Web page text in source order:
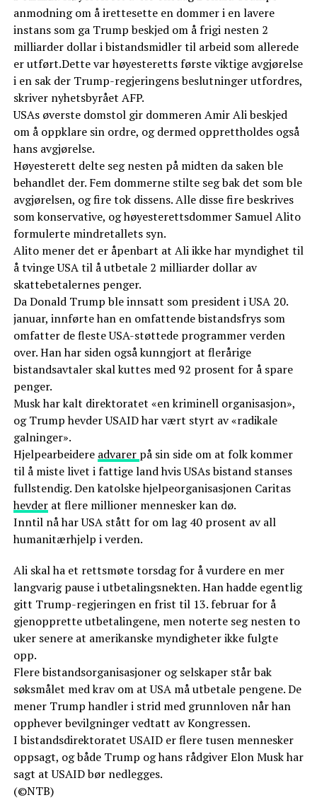
anmodning om å irettesette en dommer i en lavere
instans som ga Trump beskjed om å frigi nesten 2
milliarder dollar i bistandsmidler til arbeid som allerede
er utført.Dette var høyesteretts første viktige avgjørelse
i en sak der Trump-regjeringens beslutninger utfordres,
skriver nyhetsbyrået AFP.
USAs øverste domstol gir dommeren Amir Ali beskjed
om å oppklare sin ordre, og dermed opprettholdes også
hans avgjørelse.
Høyesterett delte seg nesten på midten da saken ble
behandlet der. Fem dommerne stilte seg bak det som ble
avgjørelsen, og fire tok dissens. Alle disse fire beskrives
som konservative, og høyesterettsdommer Samuel Alito
formulerte mindretallets syn.
Alito mener det er åpenbart at Ali ikke har myndighet til
å tvinge USA til å utbetale 2 milliarder dollar av
skattebetalernes penger.
Da Donald Trump ble innsatt som president i USA 20.
januar, innførte han en omfattende bistandsfrys som
omfatter de fleste USA-støttede programmer verden
over. Han har siden også kunngjort at flerårige
bistandsavtaler skal kuttes med 92 prosent for å spare
penger.
Musk har kalt direktoratet «en kriminell organisasjon»,
og Trump hevder USAID har vært styrt av «radikale
galninger».
Hjelpearbeidere advarer på sin side om at folk kommer
til å miste livet i fattige land hvis USAs bistand stanses
fullstendig. Den katolske hjelpeorganisasjonen Caritas
hevderat flere millioner mennesker kan dø.
Inntil nå har USA stått for om lag 40 prosent av all
humanitærhjelp i verden.
Ali skal ha et rettsmøte torsdag for å vurdere en mer
langvarig pause i utbetalingsnekten. Han hadde egentlig
gitt Trump-regjeringen en frist til 13. februar for å
gjenopprette utbetalingene, men noterte seg nesten to
uker senere at amerikanske myndigheter ikke fulgte
opp.
Flere bistandsorganisasjoner og selskaper står bak
søksmålet med krav om at USA må utbetale pengene. De
mener Trump handler i strid med grunnloven når han
opphever bevilgninger vedtatt av Kongressen.
I bistandsdirektoratet USAID er flere tusen mennesker
oppsagt, og både Trump og hans rådgiver Elon Musk har
sagt at USAID bør nedlegges.
(©NTB)